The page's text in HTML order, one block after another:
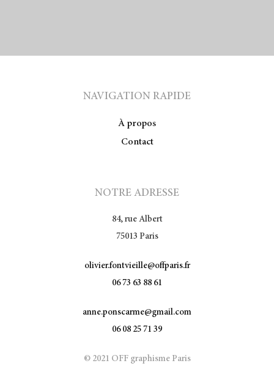
NAVIGATION RAPIDE
À propos
Contact
NOTRE ADRESSE
84, rue Albert
75013 Paris
olivier.fontvieille@offparis.fr
06 73 63 88 61
anne.ponscarme@gmail.com
06 08 25 71 39
© 2021 OFF graphisme Paris